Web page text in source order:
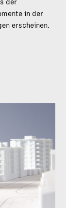
der
in der
erscheinen.